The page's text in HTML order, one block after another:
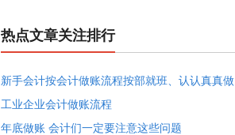
热点文章关注排行
新手会计按会计做账流程按部就班、认认真真做
工业企业会计做账流程
年底做账 会计们一定要注意这些问题